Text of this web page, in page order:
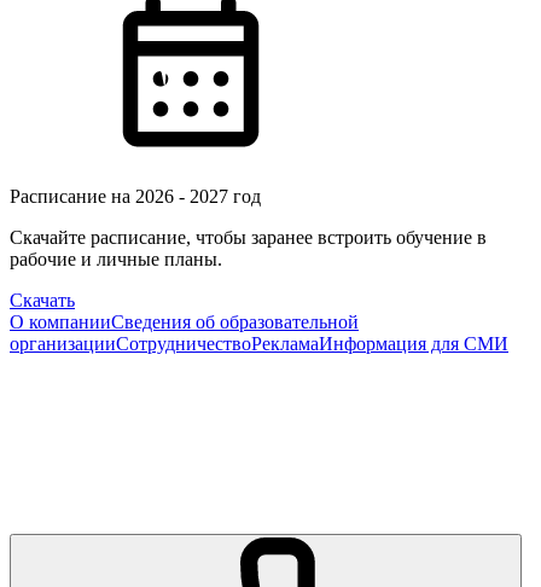
Расписание на 2026 - 2027 год
Скачайте расписание, чтобы заранее встроить обучение в
рабочие и личные планы.
Скачать
О компанииСведения об образовательной
организацииСотрудничествоРекламаИнформация для СМИ